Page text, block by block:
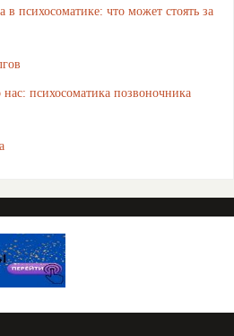
в психосоматике: что может стоять за
психосоматика позвоночника